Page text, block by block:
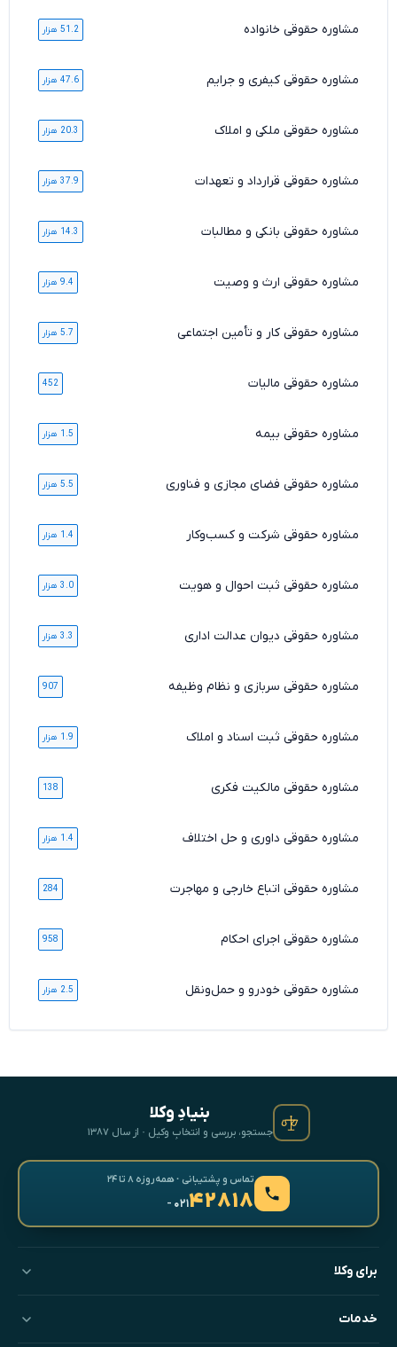
مشاوره حقوقی خانواده 51.2 هزار
مشاوره حقوقی کیفری و جرایم 47.6 هزار
مشاوره حقوقی ملکی و املاک 20.3 هزار
مشاوره حقوقی قرارداد و تعهدات 37.9 هزار
مشاوره حقوقی بانکی و مطالبات 14.3 هزار
مشاوره حقوقی ارث و وصیت 9.4 هزار
مشاوره حقوقی کار و تأمین اجتماعی 5.7 هزار
مشاوره حقوقی مالیات 452
مشاوره حقوقی بیمه 1.5 هزار
مشاوره حقوقی فضای مجازی و فناوری 5.5 هزار
مشاوره حقوقی شرکت و کسب‌وکار 1.4 هزار
مشاوره حقوقی ثبت احوال و هویت 3.0 هزار
مشاوره حقوقی دیوان عدالت اداری 3.3 هزار
مشاوره حقوقی سربازی و نظام وظیفه 907
مشاوره حقوقی ثبت اسناد و املاک 1.9 هزار
مشاوره حقوقی مالکیت فکری 138
مشاوره حقوقی داوری و حل اختلاف 1.4 هزار
مشاوره حقوقی اتباع خارجی و مهاجرت 284
مشاوره حقوقی اجرای احکام 958
مشاوره حقوقی خودرو و حمل‌ونقل 2.5 هزار
بنیادِ وکلا
جستجو، بررسی و انتخابِ وکیل · از سال ۱۳۸۷
تماس و پشتیبانی · همه‌روزه ۸ تا ۲۴
۴۲۸۱۸- ۰۲۱
برای وکلا
خدمات